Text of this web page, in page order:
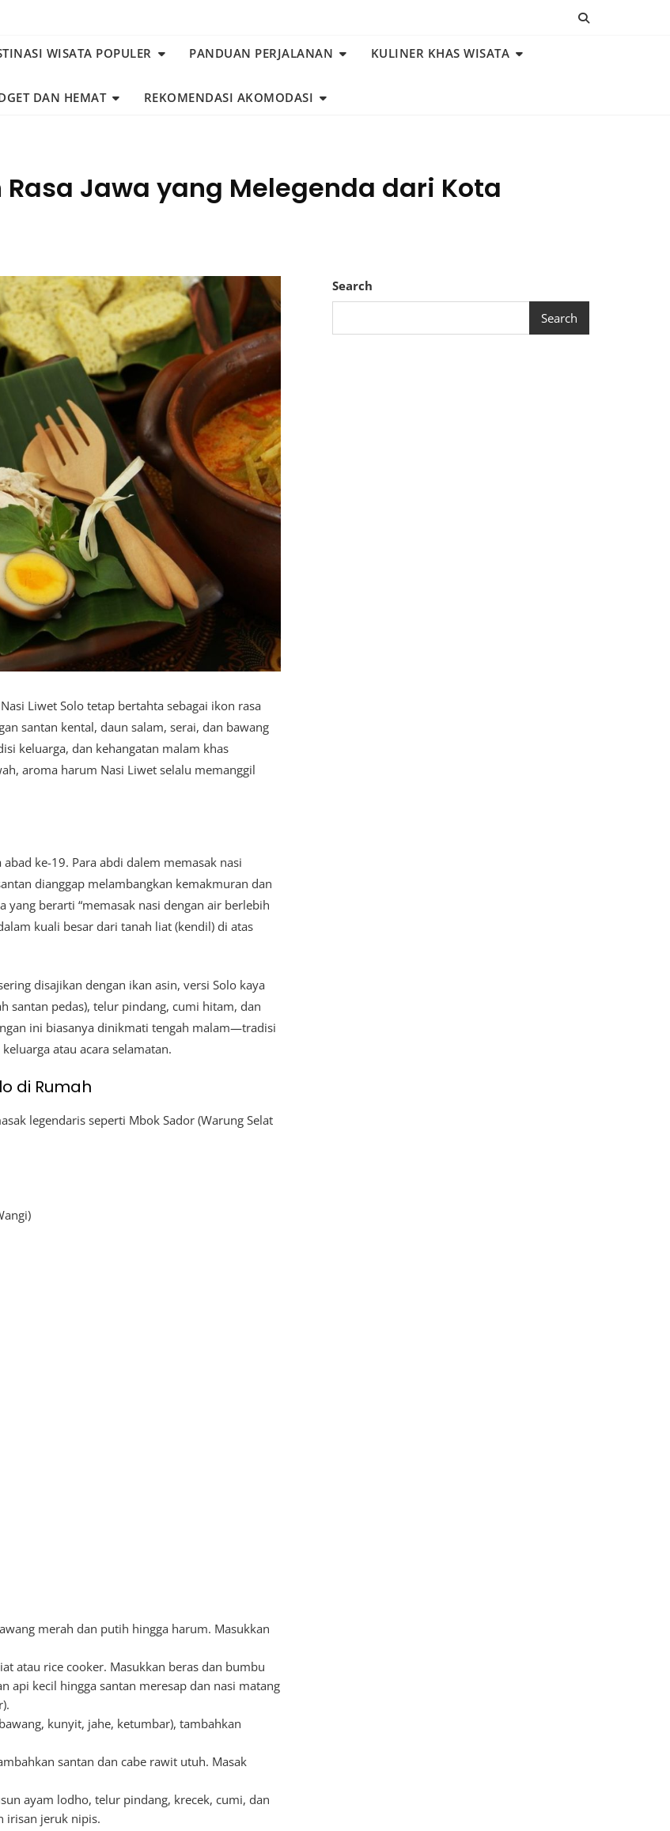
WISATA POPULER PANDUAN PERJALANAN KULINER KHAS WISATA
DAN HEMAT REKOMENDASI AKOMODASI
Rasa Jawa yang Melegenda dari Kota
Liwet Solo tetap bertahta sebagai ikon rasa
santan kental, daun salam, serai, dan bawang
keluarga, dan kehangatan malam khas
aroma harum Nasi Liwet selalu memanggil
ke-19. Para abdi dalem memasak nasi
dianggap melambangkan kemakmuran dan
yang berarti “memasak nasi dengan air berlebih
kuali besar dari tanah liat (kendil) di atas
disajikan dengan ikan asin, versi Solo kaya
santan pedas), telur pindang, cumi hitam, dan
ini biasanya dinikmati tengah malam—tradisi
atau acara selamatan.
di Rumah
legendaris seperti Mbok Sador (Warung Selat
merah dan putih hingga harum. Masukkan
atau rice cooker. Masukkan beras dan bumbu
api kecil hingga santan meresap dan nasi matang
kunyit, jahe, ketumbar), tambahkan
santan dan cabe rawit utuh. Masak
ayam lodho, telur pindang, krecek, cumi, dan
irisan jeruk nipis.
Search
Search